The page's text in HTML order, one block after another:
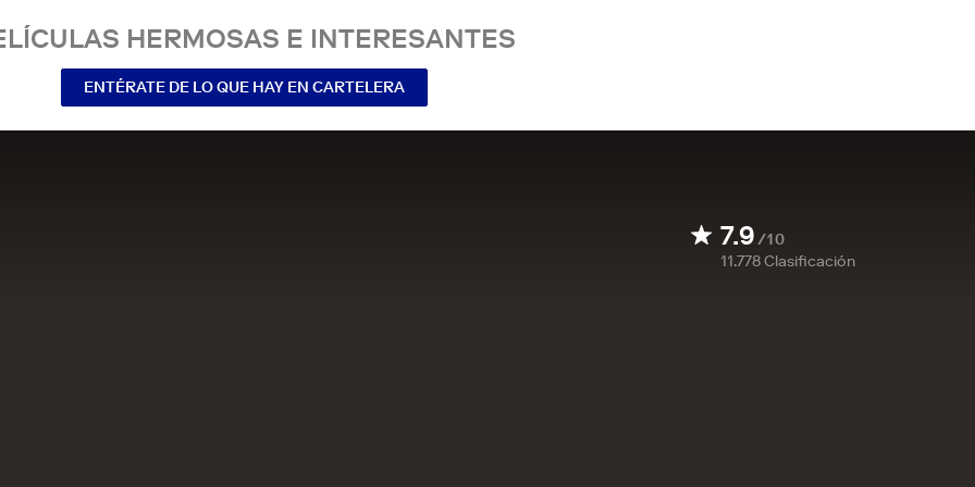
HERMOSAS E INTERESANTES
ENTÉRATE DE LO QUE HAY EN CARTELERA
7.9/10
11.778Clasificación